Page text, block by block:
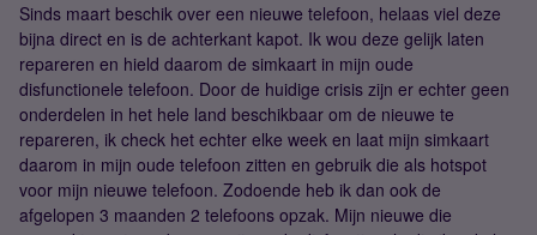
Sinds maart beschik over een nieuwe telefoon, helaas viel deze
bijna direct en is de achterkant kapot. Ik wou deze gelijk laten
repareren en hield daarom de simkaart in mijn oude
disfunctionele telefoon. Door de huidige crisis zijn er echter geen
onderdelen in het hele land beschikbaar om de nieuwe te
repareren, ik check het echter elke week en laat mijn simkaart
daarom in mijn oude telefoon zitten en gebruik die als hotspot
voor mijn nieuwe telefoon. Zodoende heb ik dan ook de
afgelopen 3 maanden 2 telefoons opzak. Mijn nieuwe die